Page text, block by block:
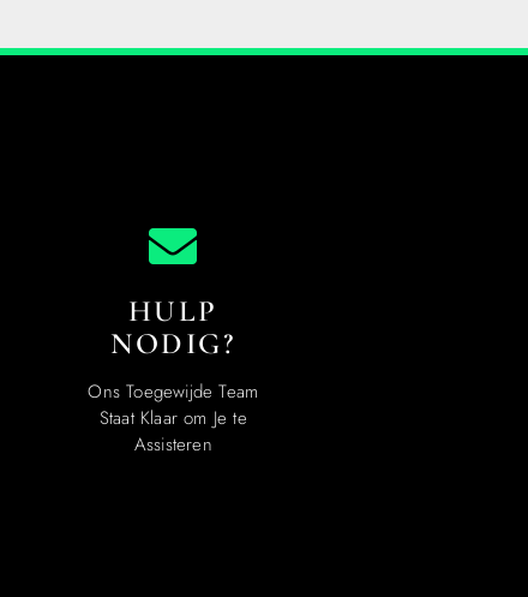
HULP
NODIG?
Ons Toegewijde Team
Staat Klaar om Je te
Assisteren